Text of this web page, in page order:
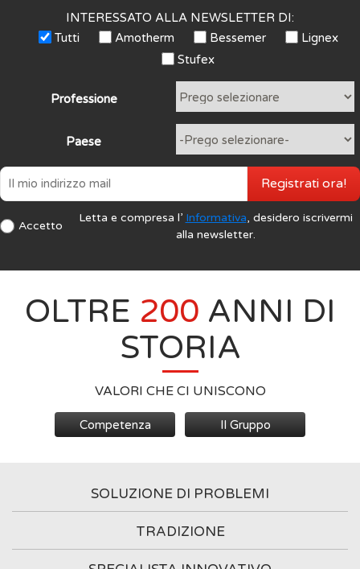
INTERESSATO ALLA NEWSLETTER DI:
Tutti
Amotherm Bessemer
Lignex
Stufex
Professione
Paese
Accetto
Letta e compresa l’ Informativa, desidero iscrivermi
alla newsletter.
Registrati ora!
OLTRE 200 ANNI DI
STORIA
VALORI CHE CI UNISCONO
Competenza Il Gruppo
SOLUZIONE DI PROBLEMI
TRADIZIONE